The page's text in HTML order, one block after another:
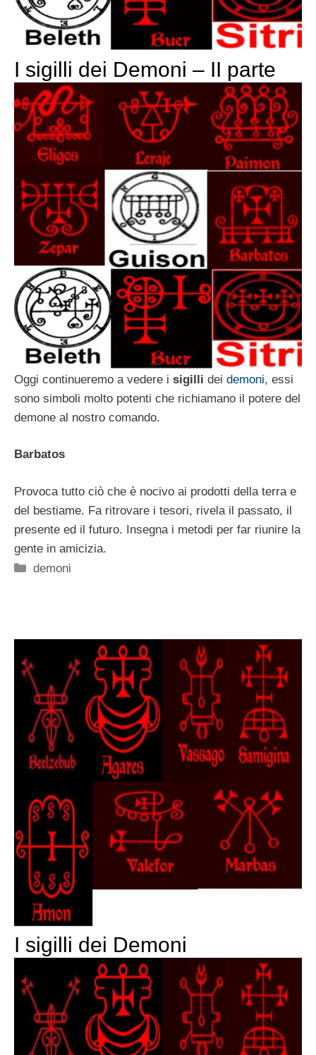
I sigilli dei Demoni – II parte
Oggi continueremo a vedere i sigilli dei demoni, essi
sono simboli molto potenti che richiamano il potere del
demone al nostro comando.
Barbatos
Provoca tutto ciò che è nocivo ai prodotti della terra e
del bestiame. Fa ritrovare i tesori, rivela il passato, il
presente ed il futuro. Insegna i metodi per far riunire la
gente in amicizia.
Categorie
demoni
I sigilli dei Demoni